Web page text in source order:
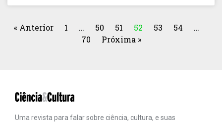
« Anterior 1 … 50 51 52 53 54
…
70
Próxima »
Uma revista para falar sobre ciência, cultura, e suas